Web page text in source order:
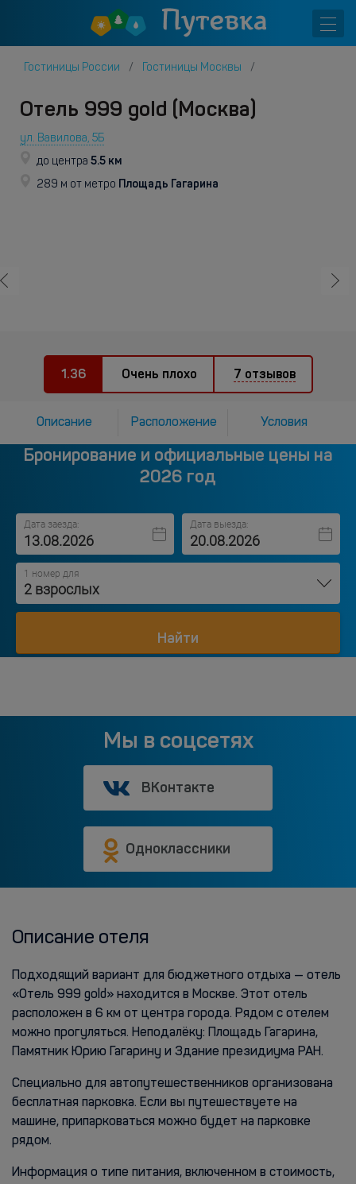
Гостиницы России Гостиницы Москвы
Отель 999 gold (Москва)
ул. Вавилова, 5Б
до центра 5.5 км
289 м от метро Площадь Гагарина
1.36 Очень плохо 7 отзывов
Описание Расположение Условия
Бронирование и официальные цены на
2026 год
Дата заезда: Дата выезда:
1 номер для
2 взрослых
Найти
Мы в соцсетях
ВКонтакте
Одноклассники
Описание отеля
Подходящий вариант для бюджетного отдыха — отель
«Отель 999 gold» находится в Москве. Этот отель
расположен в 6 км от центра города. Рядом с отелем
можно прогуляться. Неподалёку: Площадь Гагарина,
Памятник Юрию Гагарину и Здание президиума РАН.
Специально для автопутешественников организована
бесплатная парковка. Если вы путешествуете на
машине, припарковаться можно будет на парковке
рядом.
Информация о типе питания, включенном в стоимость,